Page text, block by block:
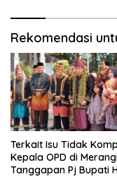
Rekomendasi
Terkait Isu Tidak
Kepala OPD di
Tanggapan Pj Bupati